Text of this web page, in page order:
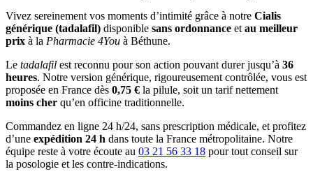
Vivez sereinement vos moments d’intimité grâce à notre Cialis
générique (tadalafil) disponible sans ordonnance et au meilleur
prix à la Pharmacie 4You à Béthune.
Le tadalafil est reconnu pour son action pouvant durer jusqu’à 36
heures. Notre version générique, rigoureusement contrôlée, vous est
proposée en France dès 0,75 € la pilule, soit un tarif nettement
moins cher qu’en officine traditionnelle.
Commandez en ligne 24 h/24, sans prescription médicale, et profitez
d’une expédition 24 h dans toute la France métropolitaine. Notre
équipe reste à votre écoute au 03 21 56 33 18 pour tout conseil sur
la posologie et les contre-indications.